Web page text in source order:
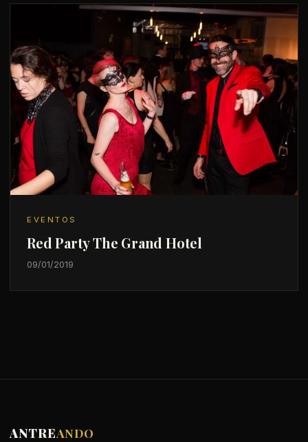
EVENTOS
Red Party The Grand Hotel
09/01/2019
ANTREANDO